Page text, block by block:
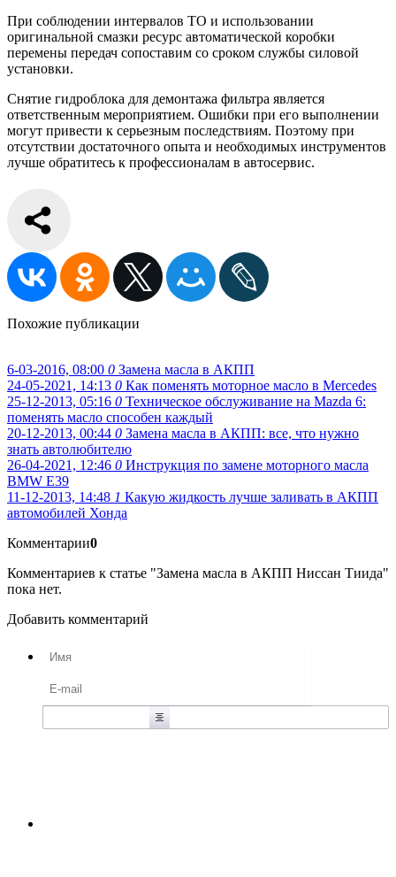
При соблюдении интервалов ТО и использовании
оригинальной смазки ресурс автоматической коробки
перемены передач сопоставим со сроком службы силовой
установки.
Снятие гидроблока для демонтажа фильтра является
ответственным мероприятием. Ошибки при его выполнении
могут привести к серьезным последствиям. Поэтому при
отсутствии достаточного опыта и необходимых инструментов
лучше обратитесь к профессионалам в автосервис.
Похожие публикации
6-03-2016, 08:00 0 Замена масла в АКПП
24-05-2021, 14:13 0 Как поменять моторное масло в Mercedes
25-12-2013, 05:16 0 Техническое обслуживание на Mazda 6:
поменять масло способен каждый
20-12-2013, 00:44 0 Замена масла в АКПП: все, что нужно
знать автолюбителю
26-04-2021, 12:46 0 Инструкция по замене моторного масла
BMW E39
11-12-2013, 14:48 1 Какую жидкость лучше заливать в АКПП
автомобилей Хонда
Комментарии0
Комментариев к статье "Замена масла в АКПП Ниссан Тиида"
пока нет.
Добавить комментарий